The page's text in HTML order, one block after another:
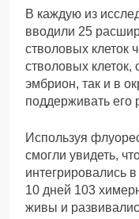
В каждую из
вводили 25
стволовых клеток
стволовых клеток,
эмбрион, так и в
поддерживать его
Используя
смогли увидеть,
интегрировались
10 дней 103
живы и